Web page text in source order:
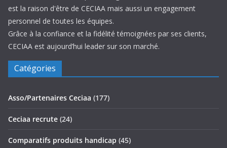
est la raison d'être de CECIAA mais aussi un engagement
personnel de toutes les équipes.
Grâce à la confiance et la fidélité témoignées par ses clients,
CECIAA est aujourd’hui leader sur son marché.
Catégories
Asso/Partenaires Ceciaa (177)
Ceciaa recrute (24)
Comparatifs produits handicap (45)